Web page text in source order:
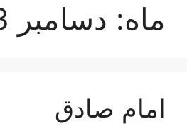
ماه: دسامبر 2023
امام صادق